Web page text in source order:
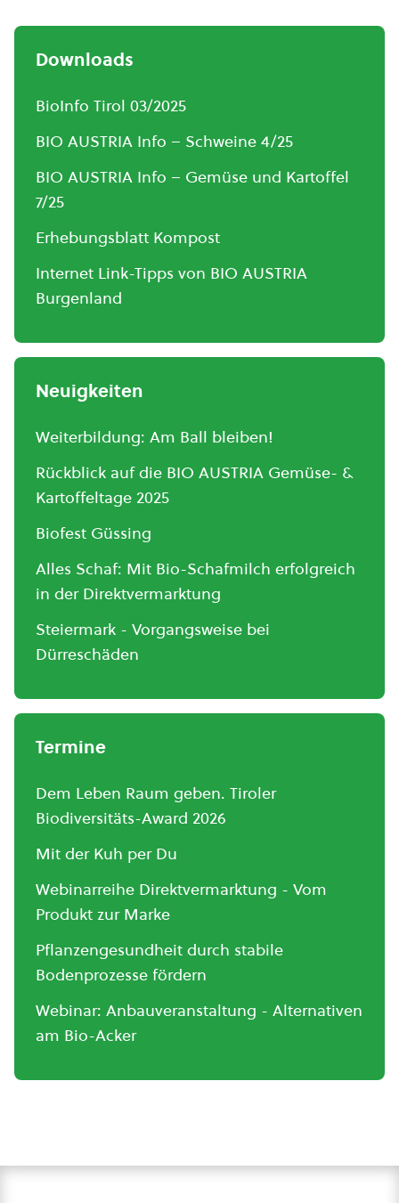
Downloads
BioInfo Tirol 03/2025
BIO AUSTRIA Info – Schweine 4/25
BIO AUSTRIA Info – Gemüse und Kartoffel
7/25
Erhebungsblatt Kompost
Internet Link-Tipps von BIO AUSTRIA
Burgenland
Neuigkeiten
Weiterbildung: Am Ball bleiben!
Rückblick auf die BIO AUSTRIA Gemüse- &
Kartoffeltage 2025
Biofest Güssing
Alles Schaf: Mit Bio-Schafmilch erfolgreich
in der Direktvermarktung
Steiermark - Vorgangsweise bei
Dürreschäden
Termine
Dem Leben Raum geben. Tiroler
Biodiversitäts-Award 2026
Mit der Kuh per Du
Webinarreihe Direktvermarktung - Vom
Produkt zur Marke
Pflanzengesundheit durch stabile
Bodenprozesse fördern
Webinar: Anbauveranstaltung - Alternativen
am Bio-Acker